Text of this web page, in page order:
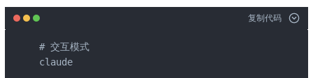
复制代码
# 交互模式
claude